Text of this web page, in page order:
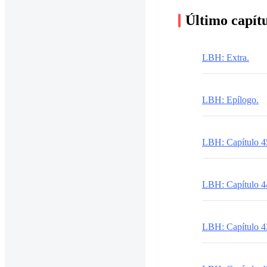
Último
LBH: Extra.
LBH: Epílogo.
LBH: Capítulo
LBH: Capítulo
LBH: Capítulo